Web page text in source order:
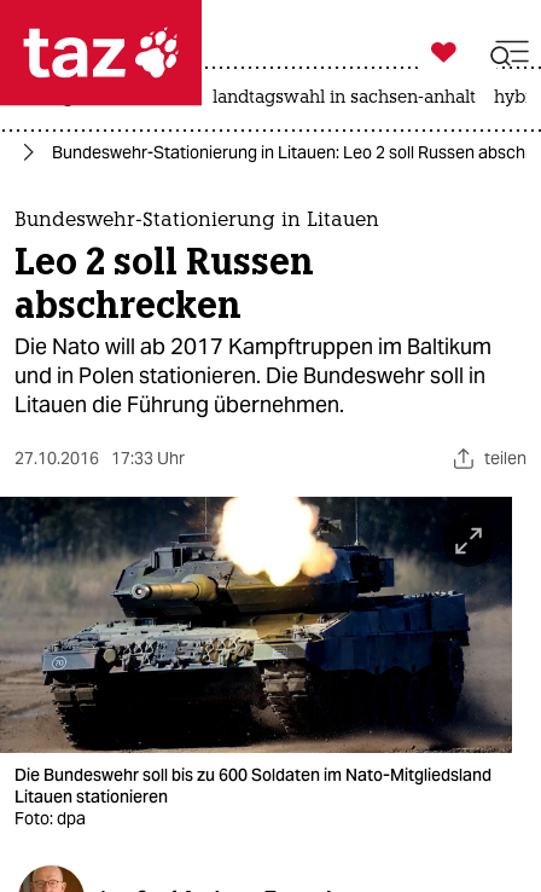
 taz zahl ich
taz zahl ich
themen
politik
öko
gesellschaft
sport
berlin
nord
wahrheit
verlag
verlag
veranstaltungen

taz zahl ich
landtagswahl in sachsen-anhalt
Bundeswehr-Stationierung in Litauen: Leo 2 soll Russen
Bundeswehr-Stationierung in Litauen
Leo 2 soll Russen
abschrecken
Die Nato will ab 2017 Kampftruppen im Baltikum
und in Polen stationieren. Die Bundeswehr soll in
Litauen die Führung übernehmen.
27.10.2016 17:33 Uhr teilen
Die Bundeswehr soll bis zu 600 Soldaten im Nato-Mitgliedsland
Litauen stationieren
Foto: dpa